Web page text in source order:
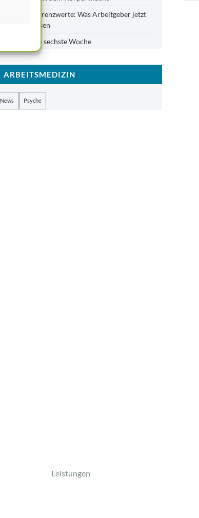
Neue Blei-Grenzwerte: Was Arbeitgeber jetzt
wissen müssen
Die verflixte sechste Woche
ARBEITSMEDIZIN
News Psyche
Leistungen